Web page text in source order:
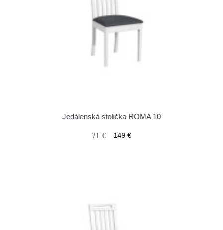
Jedálenská stolička ROMA 10
71 € 149 €